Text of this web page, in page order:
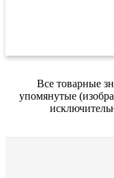
Все товарные
упомянутые